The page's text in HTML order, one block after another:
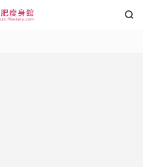
